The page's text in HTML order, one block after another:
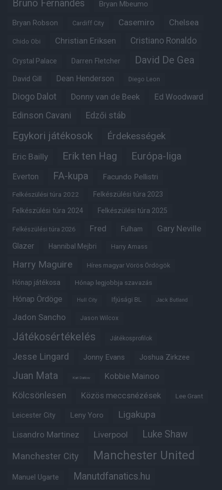
Bruno Fernandes Bryan Mbeumo
Bryan Robson Cardiff City Casemiro Chelsea
Chido Obi Christian Eriksen Cristiano Ronaldo
Crystal Palace Darren Fletcher David De Gea
David Gill Dean Henderson Diego Leon
Diogo Dalot Donny van de Beek Ed Woodward
Edinson Cavani Edzői stáb
Egykori játékosok Érdekességek
Eric Bailly Erik ten Hag Európa-liga
Everton FA-kupa Facundo Pellistri
Felkészülési túra 2022 Felkészülési túra 2023
Felkészülési túra 2024 Felkészülési túra 2025
Felkészülési túra 2026 Fred Fulham Gary Neville
Glazer Hannibal Mejbri Harry Amass
Harry Maguire Híres magyar Vörös Ördögök
Hónap játékosa Hónap legjobbja szavazás
Hónap Ördöge Hull City Ifjúsági BL Jack Butland
Jadon Sancho Jason Wilcox
Játékosértékelés Játékosprofilok
Jesse Lingard Jonny Evans Joshua Zirkzee
Juan Mata Karl Darlow Kobbie Mainoo
Kölcsönlesen Közös meccsnézések Lee Grant
Leicester City Leny Yoro Ligakupa
Lisandro Martinez Liverpool Luke Shaw
Manchester City Manchester United
Manuel Ugarte Manutdfanatics.hu